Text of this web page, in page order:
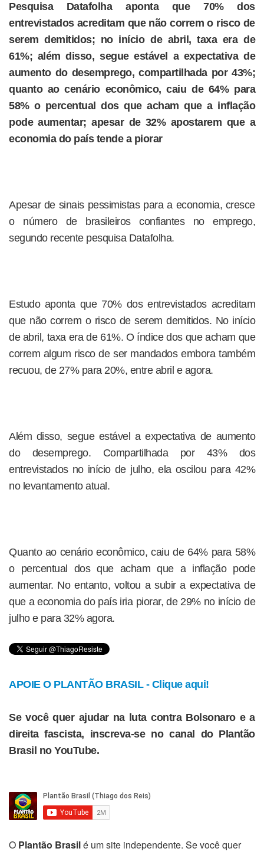
Pesquisa Datafolha aponta que 70% dos
entrevistados acreditam que não correm o risco de
serem demitidos; no início de abril, taxa era de
61%; além disso, segue estável a expectativa de
aumento do desemprego, compartilhada por 43%;
quanto ao cenário econômico, caiu de 64% para
58% o percentual dos que acham que a inflação
pode aumentar; apesar de 32% apostarem que a
economia do país tende a piorar
Apesar de sinais pessimistas para a economia, cresce
o número de brasileiros confiantes no emprego,
segundo recente pesquisa Datafolha.
Estudo aponta que 70% dos entrevistados acreditam
que não correm o risco de serem demitidos. No início
de abril, taxa era de 61%. O índice dos que acham que
correm algum risco de ser mandados embora também
recuou, de 27% para 20%, entre abril e agora.
Além disso, segue estável a expectativa de aumento
do desemprego. Compartilhada por 43% dos
entrevistados no início de julho, ela oscilou para 42%
no levantamento atual.
Quanto ao cenário econômico, caiu de 64% para 58%
o percentual dos que acham que a inflação pode
aumentar. No entanto, voltou a subir a expectativa de
que a economia do país iria piorar, de 29% no início de
julho e para 32% agora.
APOIE O PLANTÃO BRASIL - Clique aqui!
Se você quer ajudar na luta contra Bolsonaro e a
direita fascista, inscreva-se no canal do Plantão
Brasil no YouTube.
O Plantão Brasilé um site independente. Se você quer